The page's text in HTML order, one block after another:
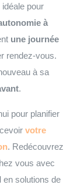
pour
à
une journée
rendez-vous.
à sa
.
pour planifier
votre
. Redécouvrez
vous avec
en solutions de